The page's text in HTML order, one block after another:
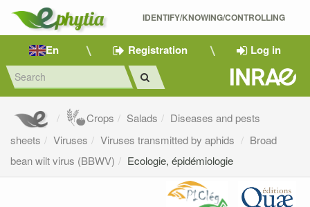
IDENTIFY/KNOWING/CONTROLLING
En Registration Log in
Crops Salads
Diseases and pests
sheets
Viruses Viruses transmitted by aphids
Broad
bean wilt virus (BBWV)
Ecologie, épidémiologie